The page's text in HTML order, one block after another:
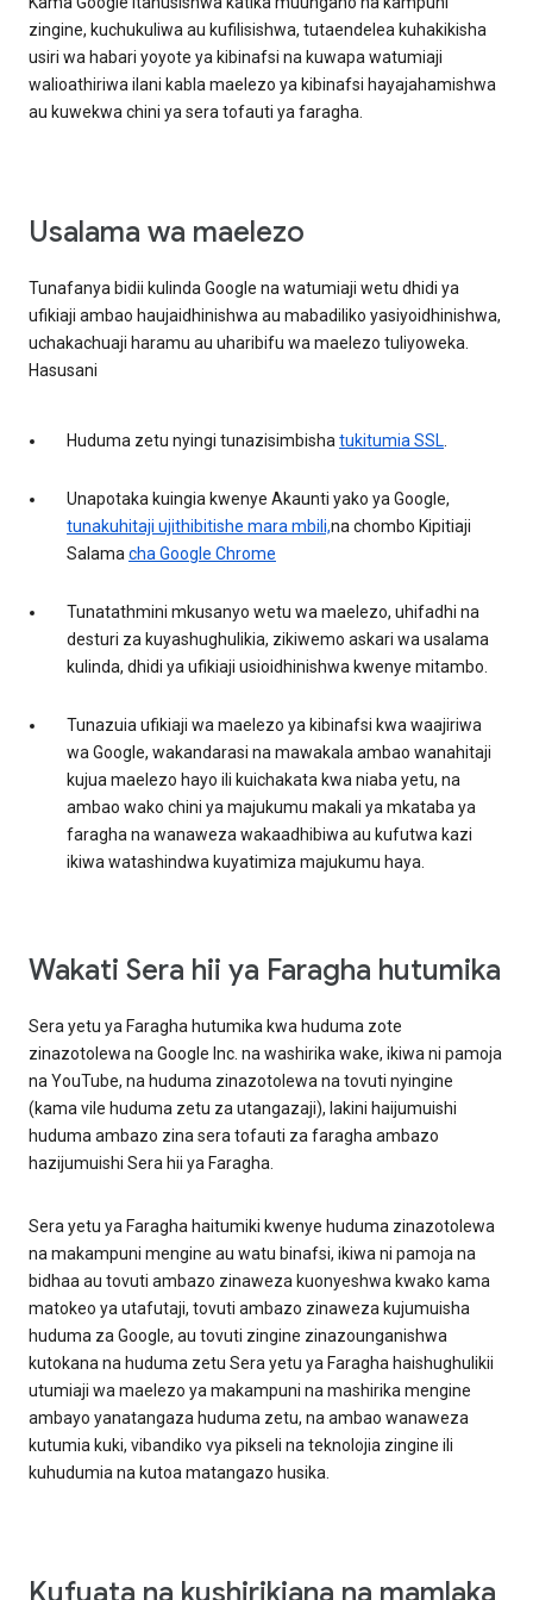
zingine, kuchukuliwa au kufilisishwa, tutaendelea kuhakikisha
usiri wa habari yoyote ya kibinafsi na kuwapa watumiaji
walioathiriwa ilani kabla maelezo ya kibinafsi hayajahamishwa
au kuwekwa chini ya sera tofauti ya faragha.
Usalama wa maelezo
Tunafanya bidii kulinda Google na watumiaji wetu dhidi ya
ufikiaji ambao haujaidhinishwa au mabadiliko yasiyoidhinishwa,
uchakachuaji haramu au uharibifu wa maelezo tuliyoweka.
Hasusani
Huduma zetu nyingi tunazisimbishatukitumia SSL.
Unapotaka kuingia kwenye Akaunti yako ya Google,
tunakuhitaji ujithibitishe mara mbili,na chombo Kipitiaji
Salamacha Google Chrome
Tunatathmini mkusanyo wetu wa maelezo, uhifadhi na
desturi za kuyashughulikia, zikiwemo askari wa usalama
kulinda, dhidi ya ufikiaji usioidhinishwa kwenye mitambo.
Tunazuia ufikiaji wa maelezo ya kibinafsi kwa waajiriwa
wa Google, wakandarasi na mawakala ambao wanahitaji
kujua maelezo hayo ili kuichakata kwa niaba yetu, na
ambao wako chini ya majukumu makali ya mkataba ya
faragha na wanaweza wakaadhibiwa au kufutwa kazi
ikiwa watashindwa kuyatimiza majukumu haya.
Wakati Sera hii ya Faragha hutumika
Sera yetu ya Faragha hutumika kwa huduma zote
zinazotolewa na Google Inc. na washirika wake, ikiwa ni pamoja
na YouTube, na huduma zinazotolewa na tovuti nyingine
(kama vile huduma zetu za utangazaji), lakini haijumuishi
huduma ambazo zina sera tofauti za faragha ambazo
hazijumuishi Sera hii ya Faragha.
Sera yetu ya Faragha haitumiki kwenye huduma zinazotolewa
na makampuni mengine au watu binafsi, ikiwa ni pamoja na
bidhaa au tovuti ambazo zinaweza kuonyeshwa kwako kama
matokeo ya utafutaji, tovuti ambazo zinaweza kujumuisha
huduma za Google, au tovuti zingine zinazounganishwa
kutokana na huduma zetu Sera yetu ya Faragha haishughulikii
utumiaji wa maelezo ya makampuni na mashirika mengine
ambayo yanatangaza huduma zetu, na ambao wanaweza
kutumia kuki, vibandiko vya pikseli na teknolojia zingine ili
kuhudumia na kutoa matangazo husika.